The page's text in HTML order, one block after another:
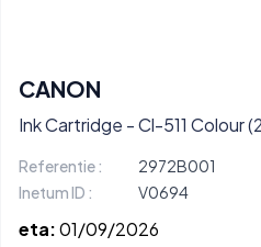
CANON
Ink Cartridge - Cl-511 Colour
Referentie :
2972B001
Inetum ID :
V0694
eta:01/09/2026